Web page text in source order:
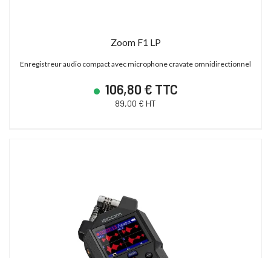
Zoom F1 LP
Enregistreur audio compact avec microphone cravate omnidirectionnel
106,80 € TTC
89,00 € HT